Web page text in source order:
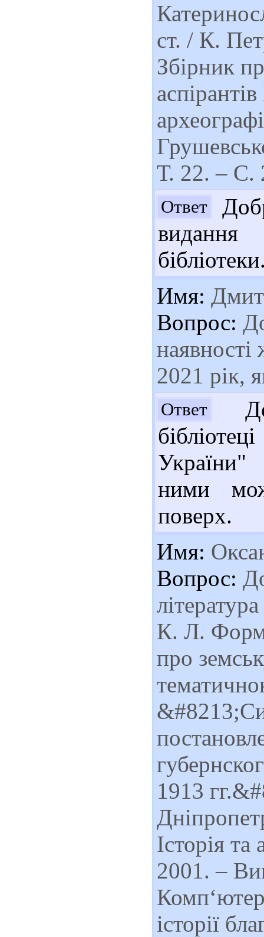
ст. / К.
Збірник
Т. 22. – С.
Ответ
видання
Имя:
Вопрос:
2021 рік,
Ответ
України"
ними
поверх.
Имя:
Вопрос:
К. Л.
про
1913
Історія
2001. –
історії